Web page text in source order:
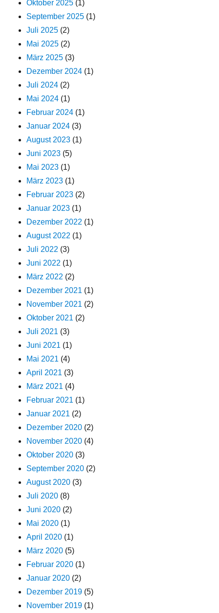
Oktober 2025 (1)
September 2025 (1)
Juli 2025 (2)
Mai 2025 (2)
März 2025 (3)
Dezember 2024 (1)
Juli 2024 (2)
Mai 2024 (1)
Februar 2024 (1)
Januar 2024 (3)
August 2023 (1)
Juni 2023 (5)
Mai 2023 (1)
März 2023 (1)
Februar 2023 (2)
Januar 2023 (1)
Dezember 2022 (1)
August 2022 (1)
Juli 2022 (3)
Juni 2022 (1)
März 2022 (2)
Dezember 2021 (1)
November 2021 (2)
Oktober 2021 (2)
Juli 2021 (3)
Juni 2021 (1)
Mai 2021 (4)
April 2021 (3)
März 2021 (4)
Februar 2021 (1)
Januar 2021 (2)
Dezember 2020 (2)
November 2020 (4)
Oktober 2020 (3)
September 2020 (2)
August 2020 (3)
Juli 2020 (8)
Juni 2020 (2)
Mai 2020 (1)
April 2020 (1)
März 2020 (5)
Februar 2020 (1)
Januar 2020 (2)
Dezember 2019 (5)
November 2019 (1)